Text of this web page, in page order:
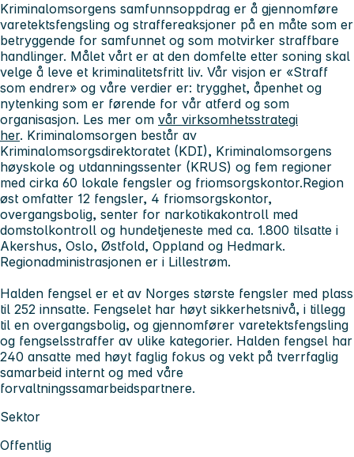
Kriminalomsorgens samfunnsoppdrag er å gjennomføre
varetektsfengsling og straffereaksjoner på en måte som er
betryggende for samfunnet og som motvirker straffbare
handlinger. Målet vårt er at den domfelte etter soning skal
velge å leve et kriminalitetsfritt liv. Vår visjon er «Straff
som endrer» og våre verdier er: trygghet, åpenhet og
nytenking som er førende for vår atferd og som
organisasjon. Les mer om vår virksomhetsstrategi
her. Kriminalomsorgen består av
Kriminalomsorgsdirektoratet (KDI), Kriminalomsorgens
høyskole og utdanningssenter (KRUS) og fem regioner
med cirka 60 lokale fengsler og friomsorgskontor.Region
øst omfatter 12 fengsler, 4 friomsorgskontor,
overgangsbolig, senter for narkotikakontroll med
domstolkontroll og hundetjeneste med ca. 1.800 tilsatte i
Akershus, Oslo, Østfold, Oppland og Hedmark.
Regionadministrasjonen er i Lillestrøm.
Halden fengsel er et av Norges største fengsler med plass
til 252 innsatte. Fengselet har høyt sikkerhetsnivå, i tillegg
til en overgangsbolig, og gjennomfører varetektsfengsling
og fengselsstraffer av ulike kategorier. Halden fengsel har
240 ansatte med høyt faglig fokus og vekt på tverrfaglig
samarbeid internt og med våre
forvaltningssamarbeidspartnere.
Sektor
Offentlig